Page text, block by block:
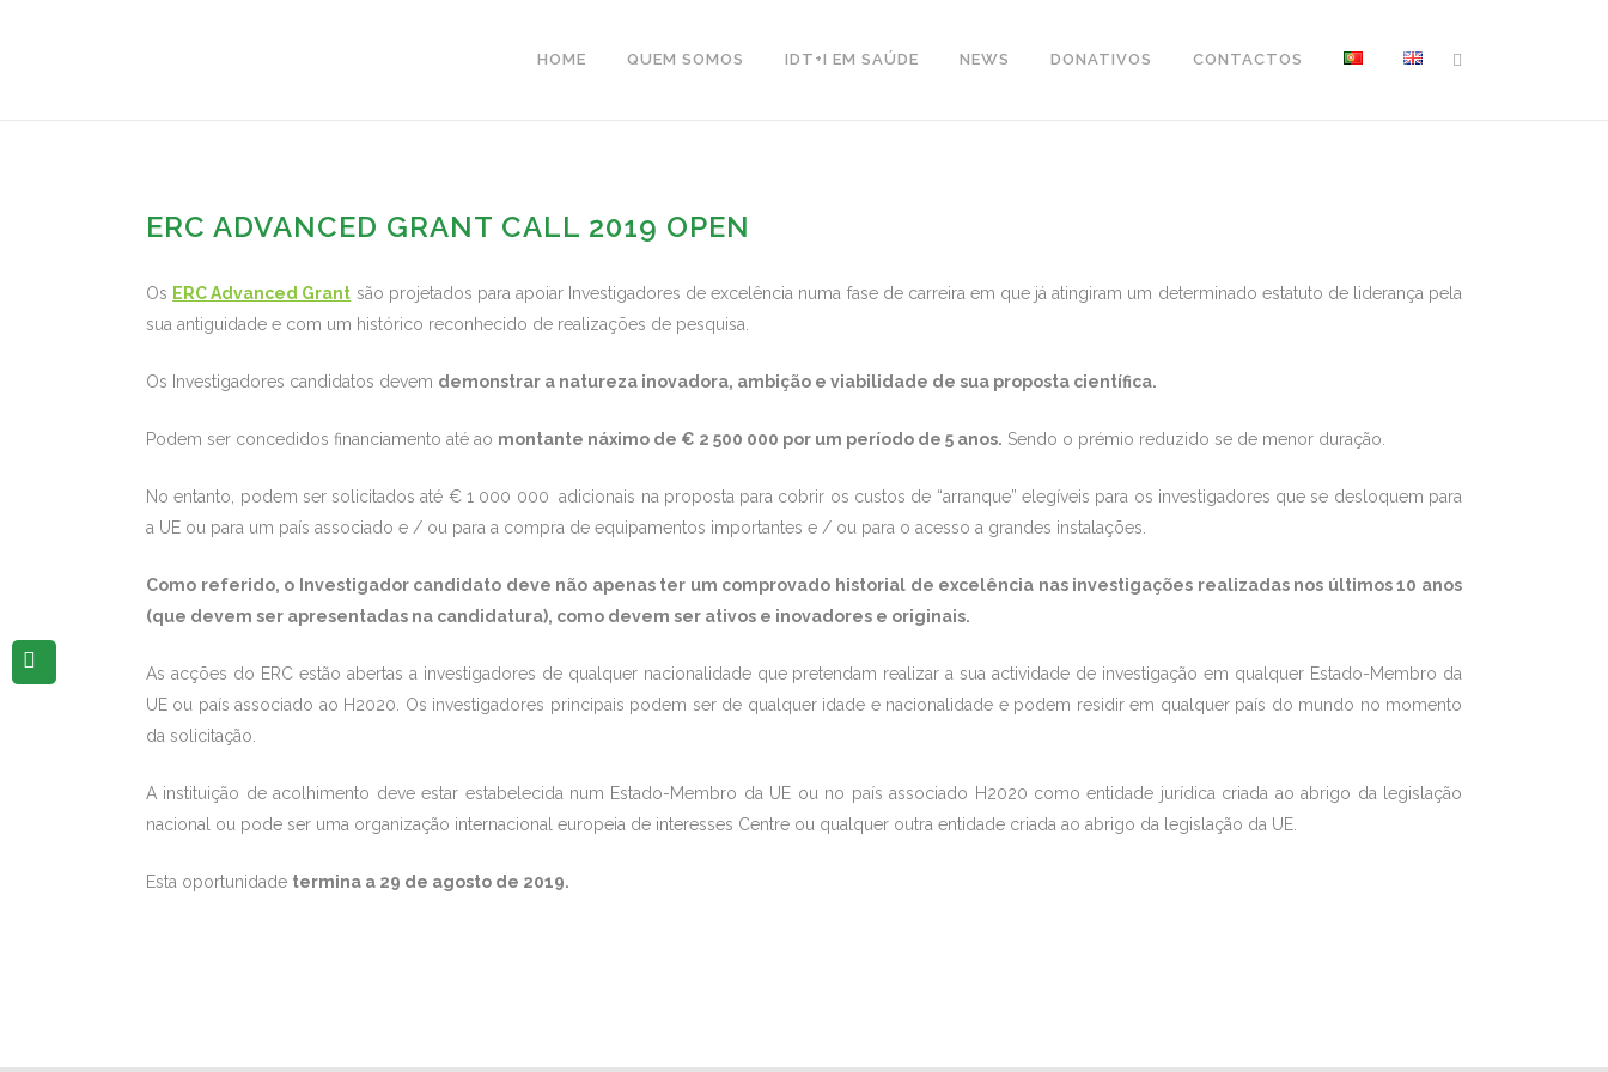
HOME QUEM SOMOS IDT+I EM SAÚDE NEWS DONATIVOS CONTACTOS
ERC ADVANCED GRANT CALL 2019 OPEN
Os ERC Advanced Grant são projetados para apoiar Investigadores de excelência numa fase de carreira em que já atingiram um determinado estatuto de liderança pela
sua antiguidade e com um histórico reconhecido de realizações de pesquisa.
Os Investigadores candidatos devem demonstrar a natureza inovadora, ambição e viabilidade de sua proposta científica.
Podem ser concedidos financiamento até ao montante náximo de € 2 500 000 por um período de 5 anos. Sendo o prémio reduzido se de menor duração.
No entanto, podem ser solicitados até € 1 000 000 adicionais na proposta para cobrir os custos de “arranque” elegíveis para os investigadores que se desloquem para
a UE ou para um país associado e / ou para a compra de equipamentos importantes e / ou para o acesso a grandes instalações.
Como referido, o Investigador candidato deve não apenas ter um comprovado historial de excelência nas investigações realizadas nos últimos 10 anos
(que devem ser apresentadas na candidatura), como devem ser ativos e inovadores e originais.
As acções do ERC estão abertas a investigadores de qualquer nacionalidade que pretendam realizar a sua actividade de investigação em qualquer Estado-Membro da
UE ou país associado ao H2020. Os investigadores principais podem ser de qualquer idade e nacionalidade e podem residir em qualquer país do mundo no momento
da solicitação.
A instituição de acolhimento deve estar estabelecida num Estado-Membro da UE ou no país associado H2020 como entidade jurídica criada ao abrigo da legislação
nacional ou pode ser uma organização internacional europeia de interesses Centre ou qualquer outra entidade criada ao abrigo da legislação da UE.
Esta oportunidade termina a 29 de agosto de 2019.